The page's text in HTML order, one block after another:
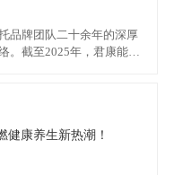
品牌团队二十余年的深厚
。截至2025年，君康能已
健康养生新热潮！